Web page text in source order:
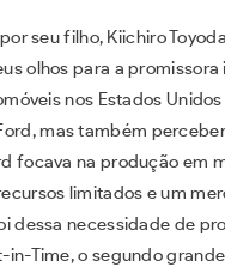
seu filho, Kiichiro
olhos para a
nos Estados
mas também
focava na produção em
limitados e um
dessa necessidade de
in-Time, o segundo